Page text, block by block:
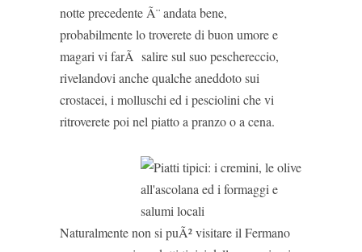
notte precedente Ã¨ andata bene,
probabilmente lo troverete di buon umore e
magari vi farÃ salire sul suo peschereccio,
rivelandovi anche qualche aneddoto sui
crostacei, i molluschi ed i pesciolini che vi
ritroverete poi nel piatto a pranzo o a cena.
Naturalmente non si puÃ² visitare il Fermano